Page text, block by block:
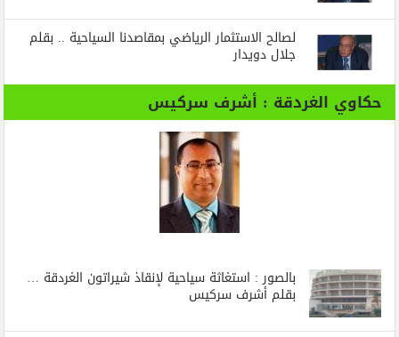
لصالح الاستثمار الرياضي بمقاصدنا السياحية .. بقلم
جلال دويدار
حكاوي الغردقة : أشرف سركيس
بالصور : استغاثة سياحية لإنقاذ شيراتون الغردقة …
بقلم أشرف سركيس